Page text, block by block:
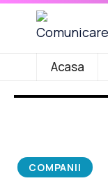
Acasa
COMPANII